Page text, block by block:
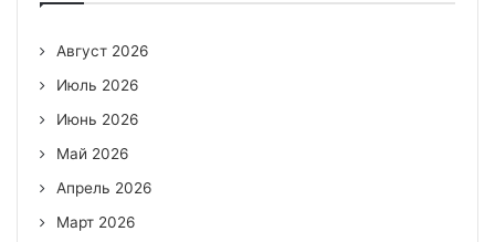
Август 2026
Июль 2026
Июнь 2026
Май 2026
Апрель 2026
Март 2026